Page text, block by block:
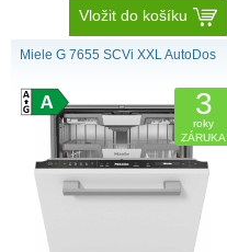
Vložit do košíku
Miele G 7655 SCVi XXL AutoDos
3
roky
ZÁRUKA